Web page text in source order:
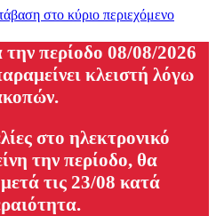
στο κύριο περιεχόμενο
την περίοδο 08/08/2026
κλειστή λόγω
στο ηλεκτρονικό
την περίοδο, θα
τις 23/08 κατά